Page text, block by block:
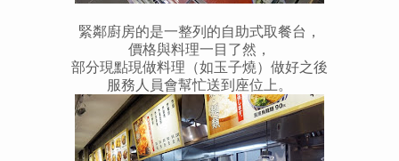
緊鄰廚房的是一整列的自助式取餐台，
價格與料理一目了然，
部分現點現做料理（如玉子燒）做好之後
服務人員會幫忙送到座位上。